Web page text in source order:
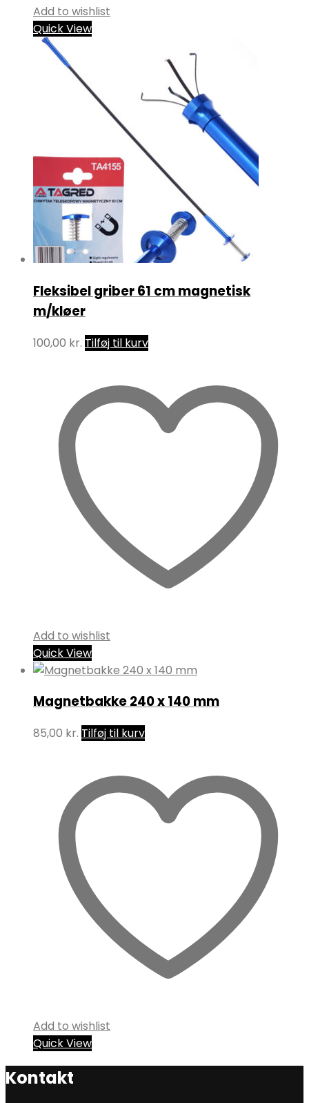
Add to wishlist
Quick View
Fleksibel griber 61 cm magnetisk
m/kløer
100,00 kr. Tilføj til kurv
Add to wishlist
Quick View
Magnetbakke 240 x 140 mm
85,00 kr. Tilføj til kurv
Add to wishlist
Quick View
Kontakt